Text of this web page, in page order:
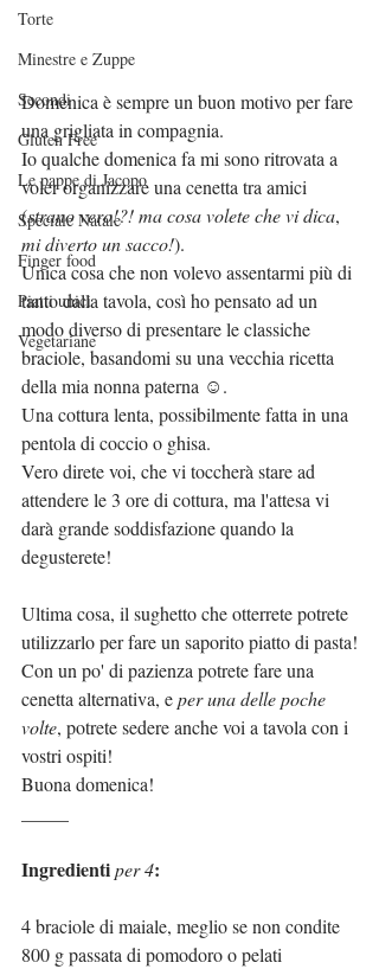
Torte
Minestre e Zuppe
Secondi
Gluten Free
Le pappe di Jacopo
Speciale Natale
Finger food
Piatti unici
Vegetariane
Domenica è sempre un buon motivo per fare
una grigliata in compagnia.
Io qualche domenica fa mi sono ritrovata a
voler organizzare una cenetta tra amici
(strano vero!?! ma cosa volete che vi dica,
mi diverto un sacco!).
Unica cosa che non volevo assentarmi più di
tanto dalla tavola, così ho pensato ad un
modo diverso di presentare le classiche
braciole, basandomi su una vecchia ricetta
della mia nonna paterna ☺.
Una cottura lenta, possibilmente fatta in una
pentola di coccio o ghisa.
Vero direte voi, che vi toccherà stare ad
attendere le 3 ore di cottura, ma l'attesa vi
darà grande soddisfazione quando la
degusterete!
Ultima cosa, il sughetto che otterrete potrete
utilizzarlo per fare un saporito piatto di pasta!
Con un po' di pazienza potrete fare una
cenetta alternativa, e per una delle poche
volte, potrete sedere anche voi a tavola con i
vostri ospiti!
Buona domenica!
Ingredienti per 4:
4 braciole di maiale, meglio se non condite
800 g passata di pomodoro o pelati